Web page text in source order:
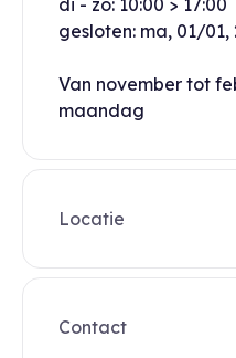
di - zo: 10:00 > 17:00
gesloten: ma, 01/01,
Van november tot
maandag
Locatie
Contact